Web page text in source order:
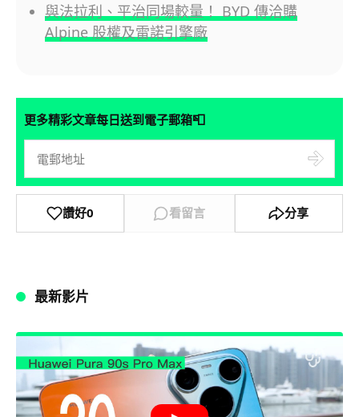
與法拉利、平治同場較量！ BYD 傳洽購
Alpine 股權及雷諾引擎廠
更多精彩文章每日送到電子郵箱📮
讚好0 看留言 分享
最新影片